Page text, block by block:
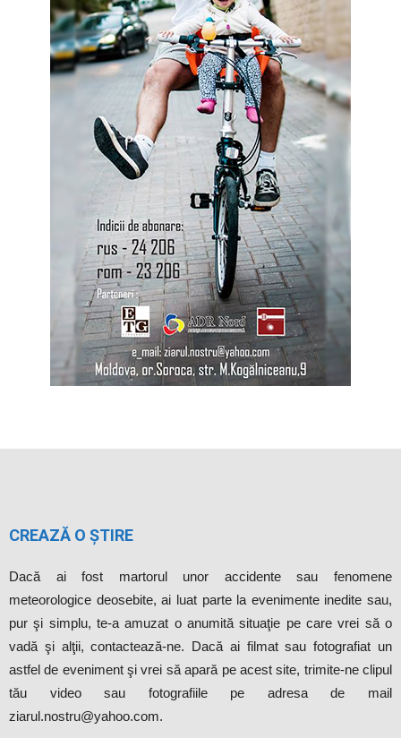
CREAZĂ O ȘTIRE
Dacă ai fost martorul unor accidente sau fenomene
meteorologice deosebite, ai luat parte la evenimente inedite sau,
pur şi simplu, te-a amuzat o anumită situaţie pe care vrei să o
vadă şi alţii, contactează-ne. Dacă ai filmat sau fotografiat un
astfel de eveniment şi vrei să apară pe acest site, trimite-ne clipul
tău video sau fotografiile pe adresa de mail
ziarul.nostru@yahoo.com.